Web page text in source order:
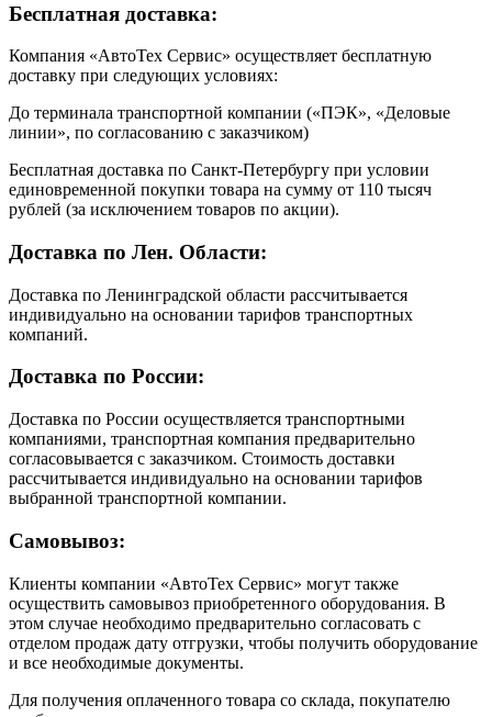
Бесплатная доставка:
Компания «АвтоТех Сервис» осуществляет бесплатную
доставку при следующих условиях:
До терминала транспортной компании («ПЭК», «Деловые
линии», по согласованию с заказчиком)
Бесплатная доставка по Санкт-Петербургу при условии
единовременной покупки товара на сумму от 110 тысяч
рублей (за исключением товаров по акции).
Доставка по Лен. Области:
Доставка по Ленинградской области рассчитывается
индивидуально на основании тарифов транспортных
компаний.
Доставка по России:
Доставка по России осуществляется транспортными
компаниями, транспортная компания предварительно
согласовывается с заказчиком. Стоимость доставки
рассчитывается индивидуально на основании тарифов
выбранной транспортной компании.
Самовывоз:
Клиенты компании «АвтоТех Сервис» могут также
осуществить самовывоз приобретенного оборудования. В
этом случае необходимо предварительно согласовать с
отделом продаж дату отгрузки, чтобы получить оборудование
и все необходимые документы.
Для получения оплаченного товара со склада, покупателю